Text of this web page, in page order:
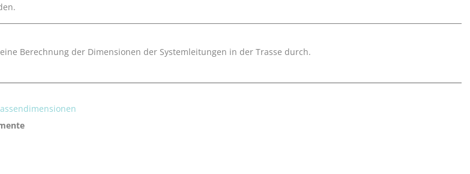
Berechnung der Dimensionen der Systemleitungen in der Trasse durch.